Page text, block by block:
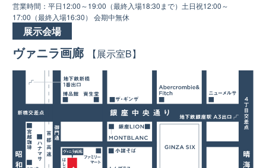
営業時間：平日12:00～19:00（最終入場18:30まで）土日祝12:00～
17:00（最終入場16:30） 会期中無休
展示会場
ヴァニラ画廊 【展示室B】